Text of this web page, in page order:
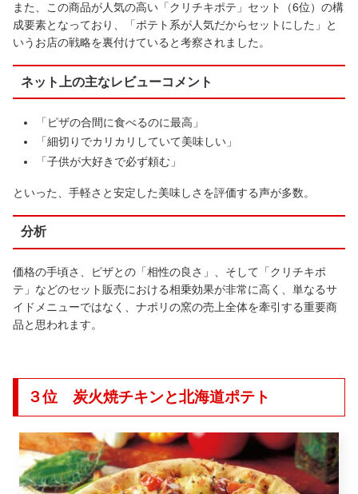
また、この商品が人気の高い「クリチキポテ」セット（6位）の構
成要素となっており、「ポテト系が人気だからセットにした」と
いうお店の戦略を裏付けていると考察されました。
ネット上の主なレビューコメント
「ピザの合間に食べるのに最高」
「細切りでカリカリしていて美味しい」
「子供が大好きで必ず頼む」
といった、手軽さと安定した美味しさを評価する声が多数。
分析
価格の手頃さ、ピザとの「相性の良さ」、そして「クリチキポ
テ」などのセット販売における相乗効果が非常に高く、単なるサ
イドメニューではなく、ナポリの窯の売上全体を牽引する重要商
品と思われます。
３位 炭火焼チキンと北海道ポテト